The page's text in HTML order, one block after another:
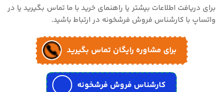
برای دریافت اطلاعات بیشتر یا راهنمای خرید با ما تماس بگیرید یا در
واتساپ با کارشناس فروش فرشخونه در ارتباط باشید.
برای مشاوره رایگان تماس بگیرید
کارشناس فروش فرشخونه